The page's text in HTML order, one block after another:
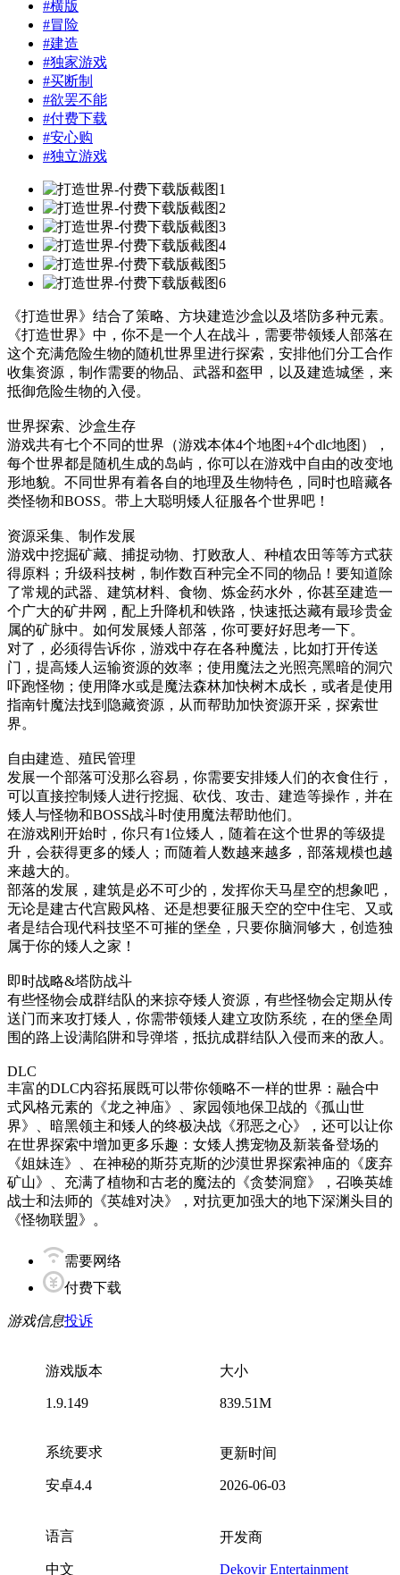
#横版
#冒险
#建造
#独家游戏
#买断制
#欲罢不能
#付费下载
#安心购
#独立游戏
《打造世界》结合了策略、方块建造沙盒以及塔防多种元素。
《打造世界》中，你不是一个人在战斗，需要带领矮人部落在
这个充满危险生物的随机世界里进行探索，安排他们分工合作
收集资源，制作需要的物品、武器和盔甲，以及建造城堡，来
抵御危险生物的入侵。
世界探索、沙盒生存
游戏共有七个不同的世界（游戏本体4个地图+4个dlc地图），
每个世界都是随机生成的岛屿，你可以在游戏中自由的改变地
形地貌。不同世界有着各自的地理及生物特色，同时也暗藏各
类怪物和BOSS。带上大聪明矮人征服各个世界吧！
资源采集、制作发展
游戏中挖掘矿藏、捕捉动物、打败敌人、种植农田等等方式获
得原料；升级科技树，制作数百种完全不同的物品！要知道除
了常规的武器、建筑材料、食物、炼金药水外，你甚至建造一
个广大的矿井网，配上升降机和铁路，快速抵达藏有最珍贵金
属的矿脉中。如何发展矮人部落，你可要好好思考一下。
对了，必须得告诉你，游戏中存在各种魔法，比如打开传送
门，提高矮人运输资源的效率；使用魔法之光照亮黑暗的洞穴
吓跑怪物；使用降水或是魔法森林加快树木成长，或者是使用
指南针魔法找到隐藏资源，从而帮助加快资源开采，探索世
界。
自由建造、殖民管理
发展一个部落可没那么容易，你需要安排矮人们的衣食住行，
可以直接控制矮人进行挖掘、砍伐、攻击、建造等操作，并在
矮人与怪物和BOSS战斗时使用魔法帮助他们。
在游戏刚开始时，你只有1位矮人，随着在这个世界的等级提
升，会获得更多的矮人；而随着人数越来越多，部落规模也越
来越大的。
部落的发展，建筑是必不可少的，发挥你天马星空的想象吧，
无论是建古代宫殿风格、还是想要征服天空的空中住宅、又或
者是结合现代科技坚不可摧的堡垒，只要你脑洞够大，创造独
属于你的矮人之家！
即时战略&塔防战斗
有些怪物会成群结队的来掠夺矮人资源，有些怪物会定期从传
送门而来攻打矮人，你需带领矮人建立攻防系统，在的堡垒周
围的路上设满陷阱和导弹塔，抵抗成群结队入侵而来的敌人。
DLC
丰富的DLC内容拓展既可以带你领略不一样的世界：融合中
式风格元素的《龙之神庙》、家园领地保卫战的《孤山世
界》、暗黑领主和矮人的终极决战《邪恶之心》，还可以让你
在世界探索中增加更多乐趣：女矮人携宠物及新装备登场的
《姐妹连》、在神秘的斯芬克斯的沙漠世界探索神庙的《废弃
矿山》、充满了植物和古老的魔法的《贪婪洞窟》，召唤英雄
战士和法师的《英雄对决》，对抗更加强大的地下深渊头目的
《怪物联盟》。
需要网络
付费下载
游戏信息投诉
游戏版本
1.9.149
大小
839.51M
系统要求
安卓4.4
更新时间
2026-06-03
语言
中文
开发商
Dekovir Entertainment